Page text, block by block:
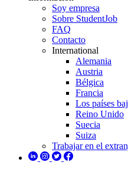
Soy empresa
Sobre StudentJob
FAQ
Contacto
International
Alemania
Austria
Bélgica
Francia
Los países
Reino Unido
Suecia
Suiza
Trabajar en el